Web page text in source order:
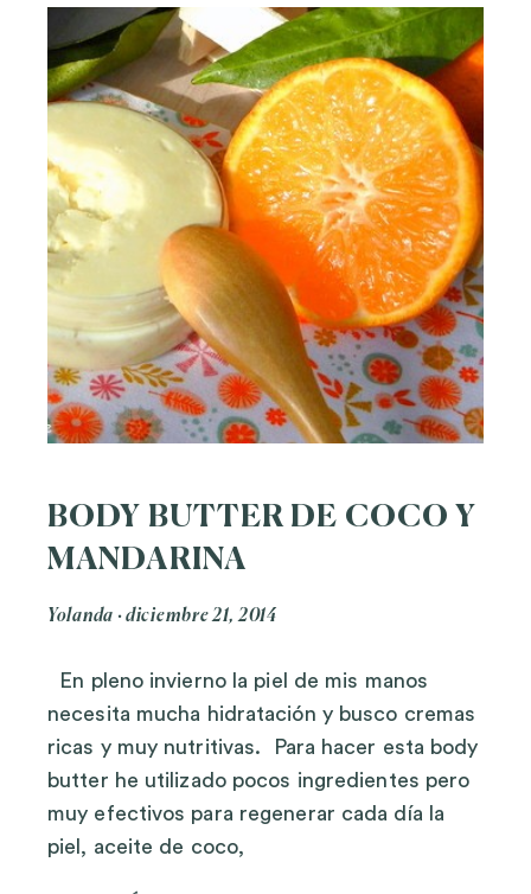
BODY BUTTER DE COCO Y
MANDARINA
Yolanda diciembre 21, 2014
En pleno invierno la piel de mis manos
necesita mucha hidratación y busco cremas
ricas y muy nutritivas. Para hacer esta body
butter he utilizado pocos ingredientes pero
muy efectivos para regenerar cada día la
piel, aceite de coco,